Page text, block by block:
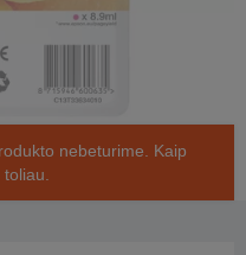
nebeturime. Kaip